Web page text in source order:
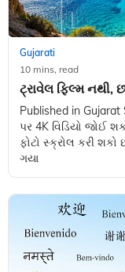
Gujarati
10 mins, read
ટ્રાવેલ ફિલ્મ નથી,
Published in
પર 4K વિડિયો જોઈ
ફોટો સ્ક્રોલ કરી
ગયા